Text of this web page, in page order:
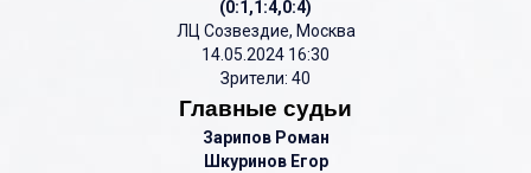
(0:1,1:4,0:4)
ЛЦ Созвездие, Москва
14.05.2024 16:30
Зрители: 40
Главные судьи
Зарипов Роман
Шкуринов Егор